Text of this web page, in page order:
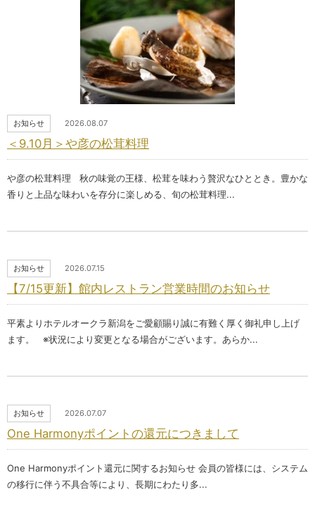
お知らせ 2026.08.07
＜9.10月＞や彦の松茸料理
や彦の松茸料理 秋の味覚の王様、松茸を味わう贅沢なひととき。豊かな
香りと上品な味わいを存分に楽しめる、旬の松茸料理...
お知らせ 2026.07.15
【7/15更新】館内レストラン営業時間のお知らせ
平素よりホテルオークラ新潟をご愛顧賜り誠に有難く厚く御礼申し上げ
ます。 ※状況により変更となる場合がございます。あらか...
お知らせ 2026.07.07
One Harmonyポイントの還元につきまして
One Harmonyポイント還元に関するお知らせ 会員の皆様には、システム
の移行に伴う不具合等により、長期にわたり多...